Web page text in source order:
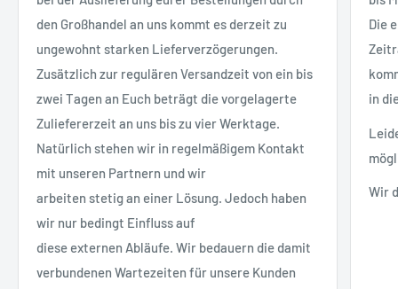
den Großhandel an uns kommt es derzeit zu
ungewohnt starken Lieferverzögerungen.
Zusätzlich zur regulären Versandzeit von ein bis
zwei Tagen an Euch beträgt die vorgelagerte
Zuliefererzeit an uns bis zu vier Werktage.
Natürlich stehen wir in regelmäßigem Kontakt
mit unseren Partnern und wir
arbeiten stetig an einer Lösung. Jedoch haben
wir nur bedingt Einfluss auf
diese externen Abläufe. Wir bedauern die damit
verbundenen Wartezeiten für unsere Kunden
Die
in
Wir